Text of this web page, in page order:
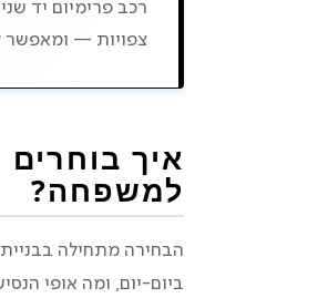
רכב פרימיום יד
צפויות — ומאפשר
איך
למשפחה?
הבחירה מתחילה
ביום-יום, ומה אופי